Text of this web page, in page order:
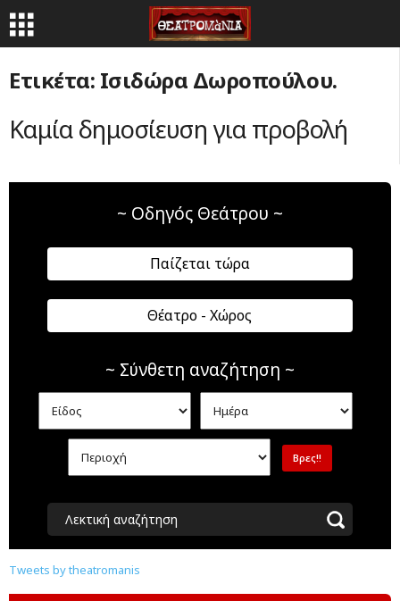
Ετικέτα: Ισιδώρα Δωροπούλου.
Καμία δημοσίευση για προβολή
~ Οδηγός Θεάτρου ~
Παίζεται τώρα
Θέατρο - Χώρος
~ Σύνθετη αναζήτηση ~
Λεκτική αναζήτηση
Tweets by theatromanis